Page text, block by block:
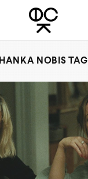
HANKA NOBIS TAG